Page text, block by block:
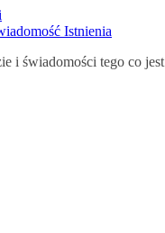
i świadomości tego co jest